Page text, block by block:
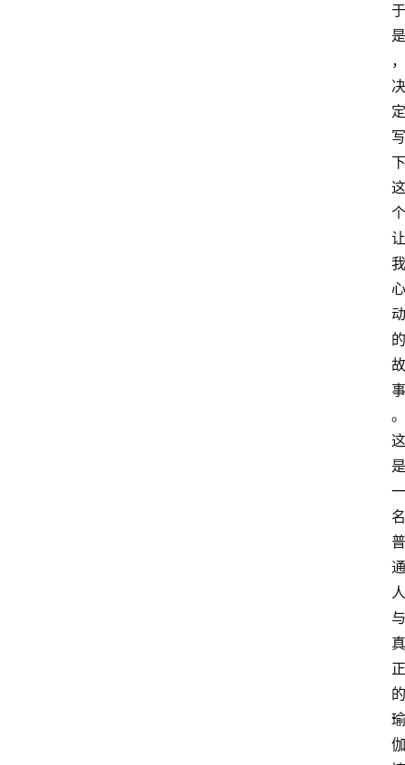
于
是
，
决
定
写
下
这
个
让
我
心
动
的
故
事
。
这
是
一
名
普
通
人
与
真
正
的
瑜
伽